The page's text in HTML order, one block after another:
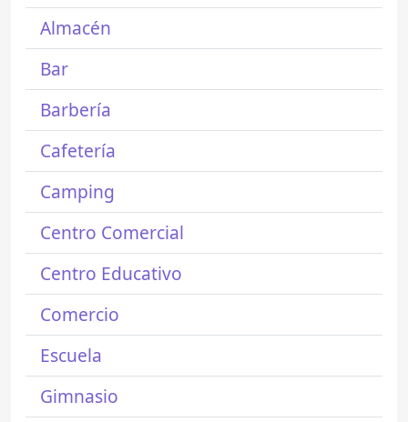
Almacén
Bar
Barbería
Cafetería
Camping
Centro Comercial
Centro Educativo
Comercio
Escuela
Gimnasio